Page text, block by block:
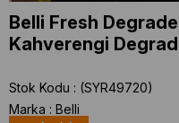
Belli Fresh
Kahverengi
Stok Kodu
(SYR49720)
Marka : Belli